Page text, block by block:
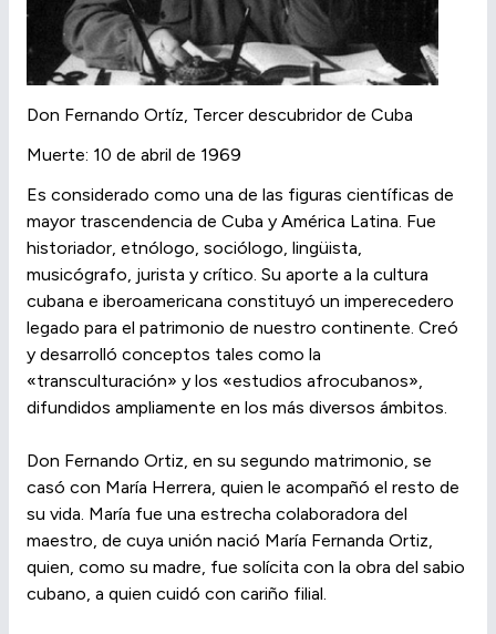
Don Fernando Ortíz, Tercer descubridor de Cuba
Muerte: 10 de abril de 1969
Es considerado como una de las figuras científicas de
mayor trascendencia de Cuba y América Latina. Fue
historiador, etnólogo, sociólogo, lingüista,
musicógrafo, jurista y crítico. Su aporte a la cultura
cubana e iberoamericana constituyó un imperecedero
legado para el patrimonio de nuestro continente. Creó
y desarrolló conceptos tales como la
«transculturación» y los «estudios afrocubanos»,
difundidos ampliamente en los más diversos ámbitos.
Don Fernando Ortiz, en su segundo matrimonio, se
casó con María Herrera, quien le acompañó el resto de
su vida. María fue una estrecha colaboradora del
maestro, de cuya unión nació María Fernanda Ortiz,
quien, como su madre, fue solícita con la obra del sabio
cubano, a quien cuidó con cariño filial.